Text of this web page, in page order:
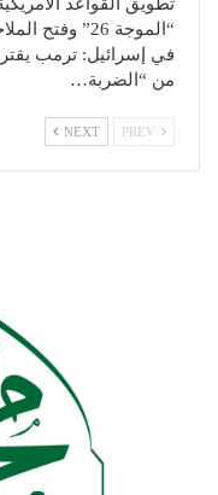
“الموجة 26” وفتح
في إسرائيل: ترمب
من “الضربة…
NEXT